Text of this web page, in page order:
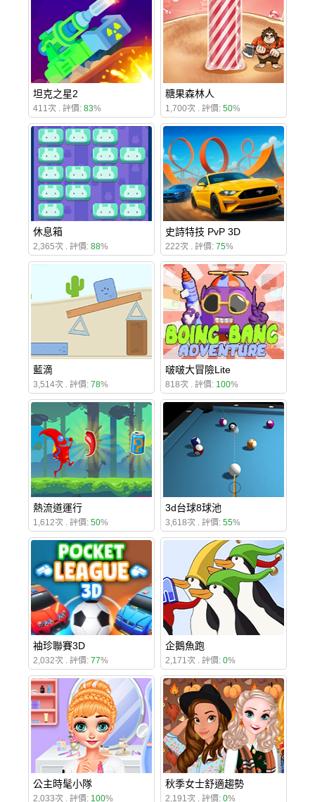
坦克之星2
411次 . 評價: 83%
糖果森林人
1,700次 . 評價: 50%
休息箱
2,365次 . 評價: 88%
史詩特技 PvP 3D
222次 . 評價: 75%
藍滴
3,514次 . 評價: 78%
啵啵大冒險Lite
818次 . 評價: 100%
熱流道運行
1,612次 . 評價: 50%
3d台球8球池
3,618次 . 評價: 55%
袖珍聯賽3D
2,032次 . 評價: 77%
企鵝魚跑
2,171次 . 評價: 0%
公主時髦小隊
2,033次 . 評價: 100%
秋季女士舒適趨勢
2,191次 . 評價: 0%